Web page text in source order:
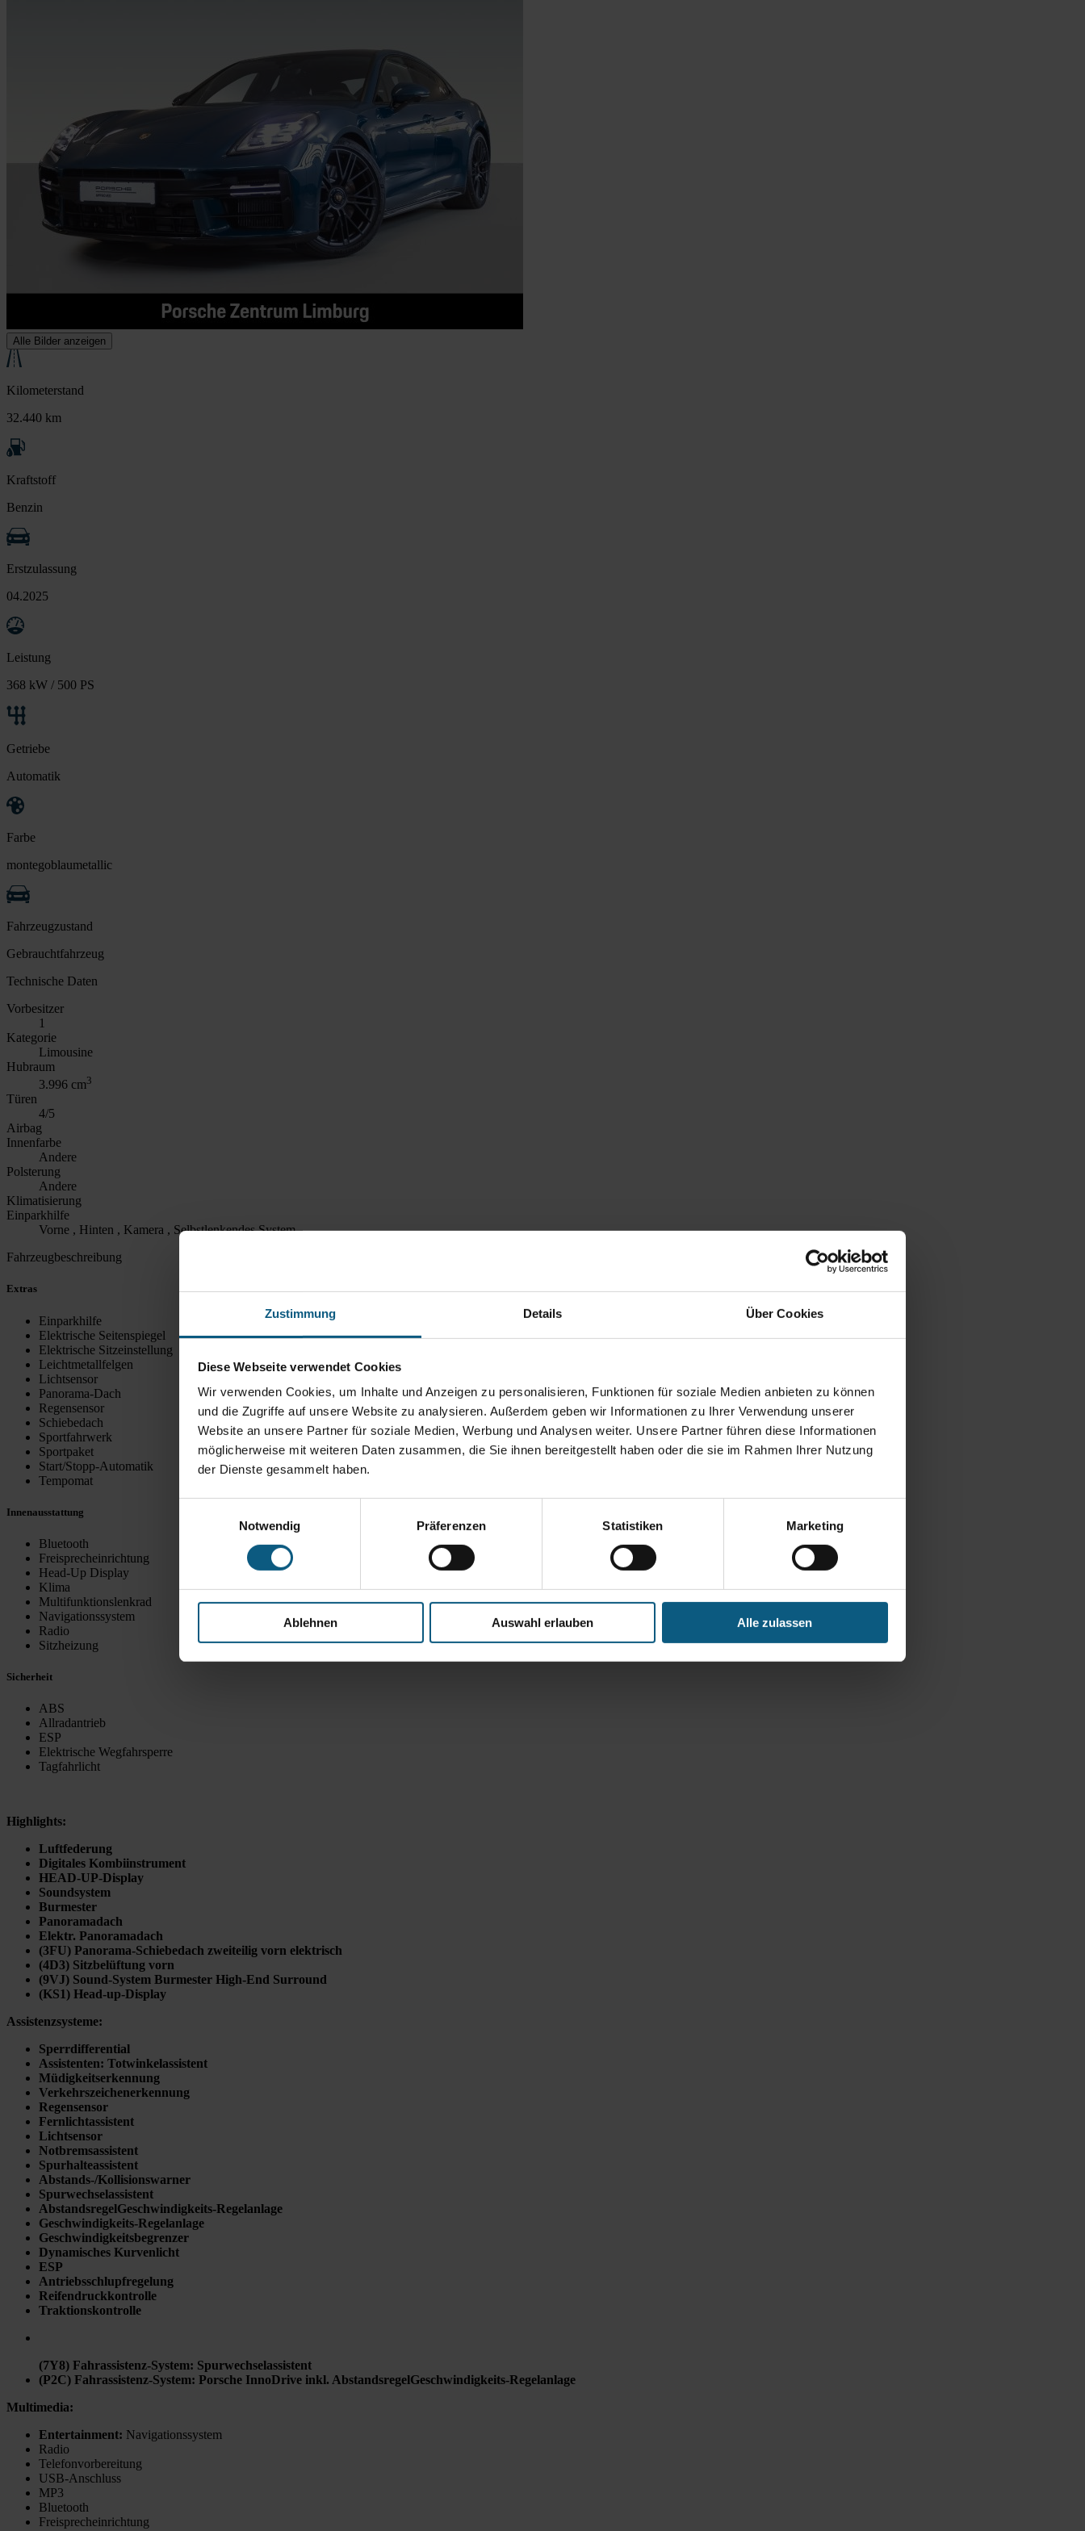
Zustimmung Details Über Cookies
Diese Webseite verwendet Cookies
Wir verwenden Cookies, um Inhalte und Anzeigen zu personalisieren, Funktionen für soziale Medien anbieten zu können
und die Zugriffe auf unsere Website zu analysieren. Außerdem geben wir Informationen zu Ihrer Verwendung unserer
Website an unsere Partner für soziale Medien, Werbung und Analysen weiter. Unsere Partner führen diese Informationen
möglicherweise mit weiteren Daten zusammen, die Sie ihnen bereitgestellt haben oder die sie im Rahmen Ihrer Nutzung
der Dienste gesammelt haben.
Notwendig
Präferenzen Statistiken Marketing
Ablehnen Auswahl erlauben Alle zulassen
Alle Bilder anzeigen
Kilometerstand
32.440 km
Kraftstoff
Benzin
Erstzulassung
04.2025
Leistung
368 kW / 500 PS
Getriebe
Automatik
Farbe
montegoblaumetallic
Fahrzeugzustand
Gebrauchtfahrzeug
Technische Daten
Vorbesitzer
1
Kategorie
Limousine
Hubraum
3.996 cm3
Türen
4/5
Airbag
Innenfarbe
Andere
Polsterung
Andere
Klimatisierung
Einparkhilfe
Vorne , Hinten , Kamera , Selbstlenkendes System
Fahrzeugbeschreibung
Extras
Einparkhilfe
Elektrische Seitenspiegel
Elektrische Sitzeinstellung
Leichtmetallfelgen
Lichtsensor
Panorama-Dach
Regensensor
Schiebedach
Sportfahrwerk
Sportpaket
Start/Stopp-Automatik
Tempomat
Innenausstattung
Bluetooth
Freisprecheinrichtung
Head-Up Display
Klima
Multifunktionslenkrad
Navigationssystem
Radio
Sitzheizung
Sicherheit
ABS
Allradantrieb
ESP
Elektrische Wegfahrsperre
Tagfahrlicht
Highlights:
Luftfederung
Digitales Kombiinstrument
HEAD-UP-Display
Soundsystem
Burmester
Panoramadach
Elektr. Panoramadach
(3FU) Panorama-Schiebedach zweiteilig vorn elektrisch
(4D3) Sitzbelüftung vorn
(9VJ) Sound-System Burmester High-End Surround
(KS1) Head-up-Display
Assistenzsysteme:
Sperrdifferential
Assistenten: Totwinkelassistent
Müdigkeitserkennung
Verkehrszeichenerkennung
Regensensor
Fernlichtassistent
Lichtsensor
Notbremsassistent
Spurhalteassistent
Abstands-/Kollisionswarner
Spurwechselassistent
AbstandsregelGeschwindigkeits-Regelanlage
Geschwindigkeits-Regelanlage
Geschwindigkeitsbegrenzer
Dynamisches Kurvenlicht
ESP
Antriebsschlupfregelung
Reifendruckkontrolle
Traktionskontrolle
(7Y8) Fahrassistenz-System: Spurwechselassistent
(P2C) Fahrassistenz-System: Porsche InnoDrive inkl. AbstandsregelGeschwindigkeits-Regelanlage
Multimedia:
Entertainment: Navigationssystem
Radio
Telefonvorbereitung
USB-Anschluss
MP3
Bluetooth
Freisprecheinrichtung